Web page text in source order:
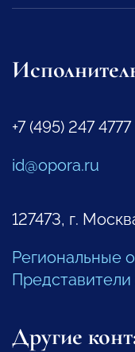
+7 (495) 247 4777
id@opora.ru
127473, г.
Региональные
Другие